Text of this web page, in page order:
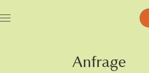
to
the
Anfrage